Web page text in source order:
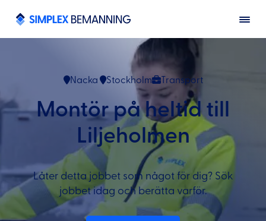
Nacka Stockholm Transport
Montör på heltid till
Liljeholmen
Låter detta jobbet som något för dig? Sök
jobbet idag och berätta varför.